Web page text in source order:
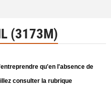
(3173M)
qu'en l'absence de
consulter la rubrique